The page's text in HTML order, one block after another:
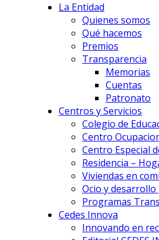
La Entidad
Quienes somos
Qué hacemos
Premios
Transparencia
Memorias
Cuentas
Patronato
Centros y Servicios
Colegio de
Centro
Centro Especial
Residencia –
Viviendas en
Ocio y
Programas
Cedes Innova
Innovando en